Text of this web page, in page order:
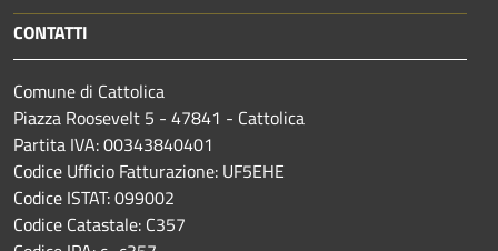
CONTATTI
Comune di Cattolica
Piazza Roosevelt 5 - 47841 - Cattolica
Partita IVA: 00343840401
Codice Ufficio Fatturazione: UF5EHE
Codice ISTAT: 099002
Codice Catastale: C357